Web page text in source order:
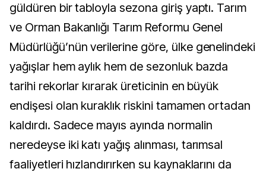
güldüren bir tabloyla sezona giriş yaptı. Tarım
ve Orman Bakanlığı Tarım Reformu Genel
Müdürlüğü’nün verilerine göre, ülke genelindeki
yağışlar hem aylık hem de sezonluk bazda
tarihi rekorlar kırarak üreticinin en büyük
endişesi olan kuraklık riskini tamamen ortadan
kaldırdı. Sadece mayıs ayında normalin
neredeyse iki katı yağış alınması, tarımsal
faaliyetleri hızlandırırken su kaynaklarını da